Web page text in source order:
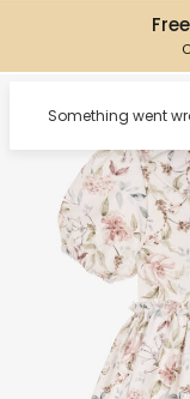
try again later.